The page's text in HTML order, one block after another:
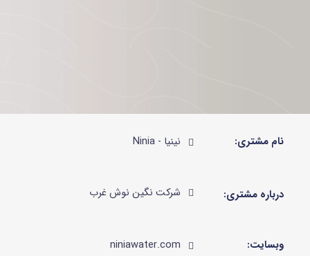
نام مشتری: نینیا - Ninia
درباره مشتری: شرکت نگین نوش غرب
وبسایت: niniawater.com